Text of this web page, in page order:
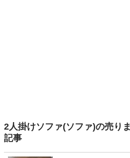
2人掛けソファ(ソファ)の売り
記事